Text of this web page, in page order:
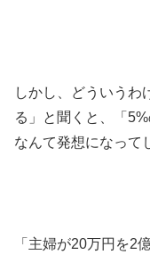
しかし、どういうわ
る」と聞くと、「
なんて発想になって
「主婦が20万円を2